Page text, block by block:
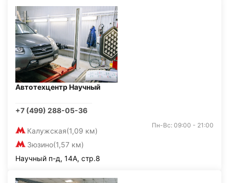
Автотехцентр Научный
+7 (499) 288-05-36
Калужская(1,09 км)
Зюзино(1,57 км)
Пн-Вс: 09:00 - 21:00
Научный п-д, 14А, стр.8